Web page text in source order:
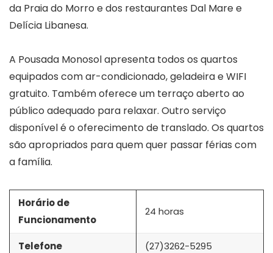
da Praia do Morro e dos restaurantes Dal Mare e
Delícia Libanesa.
A Pousada Monosol apresenta todos os quartos
equipados com ar-condicionado, geladeira e WIFI
gratuito. Também oferece um terraço aberto ao
público adequado para relaxar. Outro serviço
disponível é o oferecimento de translado. Os quartos
são apropriados para quem quer passar férias com
a família.
Horário de
Funcionamento
24 horas
Telefone (27)3262-5295